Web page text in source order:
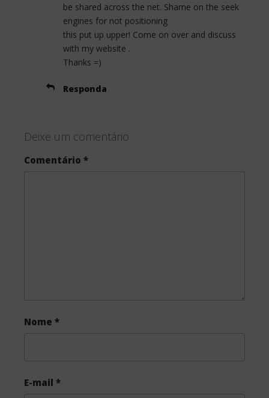
be shared across the net. Shame on the seek
engines for not positioning
this put up upper! Come on over and discuss
with my website .
Thanks =)
Responda
Deixe um comentário
Comentário *
Nome *
E-mail *